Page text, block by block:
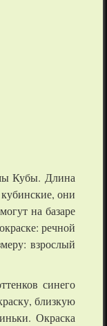
Кубы. Длина
они
на базаре
речной
взрослый
синего
близкую
Окраска